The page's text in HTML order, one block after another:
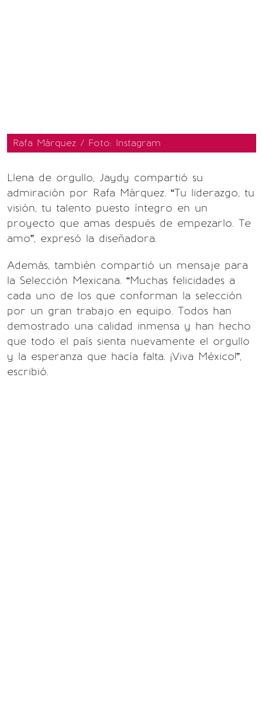
Rafa Márquez / Foto: Instagram
Llena de orgullo, Jaydy compartió su
admiración por Rafa Márquez. “Tu liderazgo, tu
visión, tu talento puesto íntegro en un
proyecto que amas después de empezarlo. Te
amo”, expresó la diseñadora.
Además, también compartió un mensaje para
la Selección Mexicana. “Muchas felicidades a
cada uno de los que conforman la selección
por un gran trabajo en equipo. Todos han
demostrado una calidad inmensa y han hecho
que todo el país sienta nuevamente el orgullo
y la esperanza que hacía falta. ¡Viva México!”,
escribió.